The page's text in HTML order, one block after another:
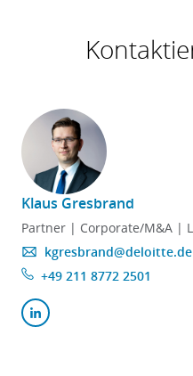
Klaus Gresbrand
Partner | Corporate/M&A |
kgresbrand@deloitte.de
+49 211 8772 2501